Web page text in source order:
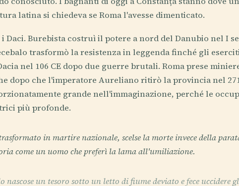
latina si chiedeva se Roma l'avesse dimenticato.
Burebista costruì il potere a nord del Danubio nel I
trasformò la resistenza in leggenda finché gli
nel 106 CE dopo due guerre brutali. Roma prese
dopo che l'imperatore Aureliano ritirò la provincia nel
grande nell'immaginazione, perché le
più profonde.
in martire nazionale, scelse la morte invece della
come un uomo che preferì la lama all'umiliazione.
nascose un tesoro sotto un letto di fiume deviato e fece uccidere